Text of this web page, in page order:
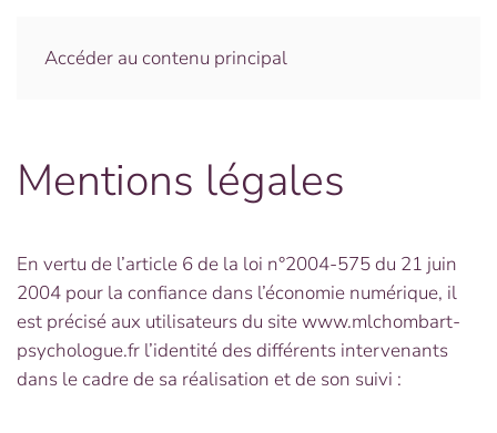
Accéder au contenu principal
Mentions légales
En vertu de l’article 6 de la loi n°2004-575 du 21 juin
2004 pour la confiance dans l’économie numérique, il
est précisé aux utilisateurs du site www.mlchombart-
psychologue.fr l’identité des différents intervenants
dans le cadre de sa réalisation et de son suivi :